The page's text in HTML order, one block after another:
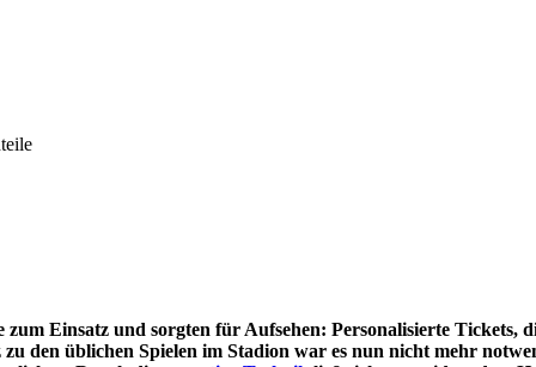
Einsatz und sorgten für Aufsehen: Personalisierte Tickets,
zu den üblichen Spielen im Stadion war es nun nicht mehr